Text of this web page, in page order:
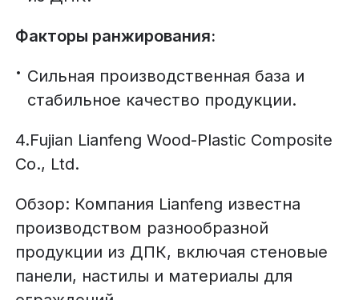
Факторы ранжирования:
Сильная производственная база и
стабильное качество продукции.
4.Fujian Lianfeng Wood-Plastic Composite
Co., Ltd.
Обзор: Компания Lianfeng известна
производством разнообразной
продукции из ДПК, включая стеновые
панели, настилы и материалы для